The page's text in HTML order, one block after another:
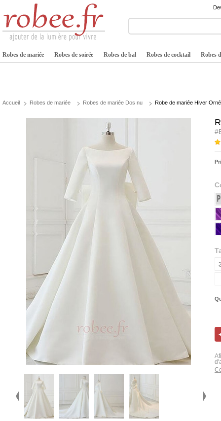
Robes de mariée Robes de soirée Robes de bal Robes de cocktail Robes
Accueil Robes de mariée Robes de mariée Dos nu Robe de mariée Hiver